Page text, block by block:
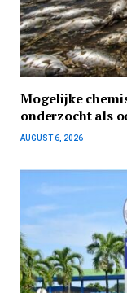
Mogelijke
onderzocht als
AUGUST 6, 2026